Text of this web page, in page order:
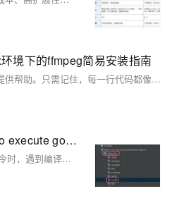
境下的ffmpeg简易安装指南
希望这个指南能为你的编程之旅提供帮助。只需记住，每一行代码都像音乐的音符，组合在一起，创造出美妙的旋律。祝你编程愉快！
Maven编译报错：Failed to execute goal org.apache.maven.plugins:maven-compiler-plugin:3.13.0:compile 解决方案
在执行Maven项目中的`install`命令时，遇到编译插件版本不匹配的错误。具体报错为：`maven-compiler-plugin:3.13.0`要求Maven版本至少为3.6.3。解决方案是将Maven版本升级到3.6.3或降低插件版本。本文详细介绍了如何下载、解压并配置Maven 3.6.3，包括环境变量设置和IDEA中的Maven配置，确保项目顺利编译。